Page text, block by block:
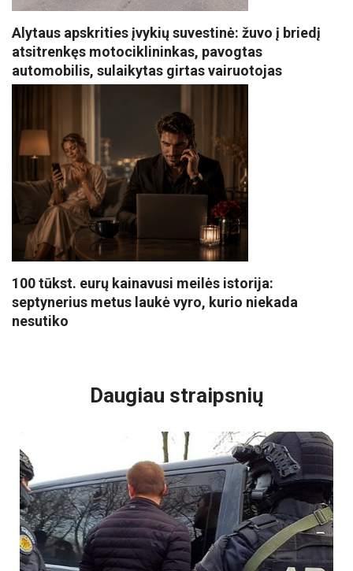
Alytaus apskrities įvykių suvestinė: žuvo į briedį
atsitrenkęs motociklininkas, pavogtas
automobilis, sulaikytas girtas vairuotojas
100 tūkst. eurų kainavusi meilės istorija:
septynerius metus laukė vyro, kurio niekada
nesutiko
Daugiau straipsnių